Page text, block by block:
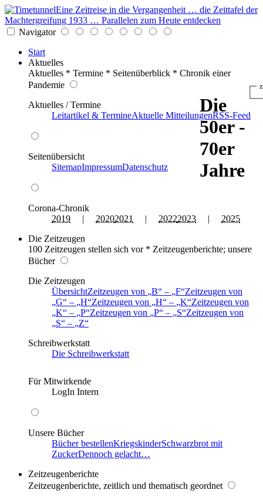
Eine Zeitreise in die Vergangenheit … die Zeittafel der
Machtergreifung 1933 … Parallelen zum Heute entdecken
Navigator
Start
Aktuelles
Aktuelles * Termine * Seitenüberblick * Chronik einer
Pandemie
Aktuelles / Termine
Leitartikel & TermineAktuelle MitteilungenRSS-Feed
Seitenübersicht
SitemapImpressumDatenschutz
Corona-Chronik
2019 | 20202021 | 20222023 | 2025
Die Zeitzeugen
100 Zeitzeugen stellen sich vor * Zeitzeugenberichte; unsere
Bücher
Die Zeitzeugen
ÜbersichtZeitzeugen von B – F Zeitzeugen von
G
– H Zeitzeugen von H – K Zeitzeugen von
K
– P Zeitzeugen von P – S Zeitzeugen von
S
–
Z
Schreibwerkstatt
Die Schreibwerkstatt
Für Mitwirkende
LogIn Intern
Unsere Bücher
Bücher bestellenKriegskinderSchwarzbrot mit
ZuckerDennoch gelacht…
Zeitzeugenberichte
Zeitzeugenberichte, zeitlich und thematisch geordnet
Die
50er -
70er
Jahre